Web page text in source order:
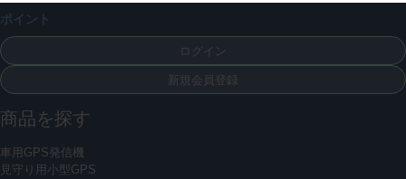
ポイント
ログイン
新規会員登録
商品を探す
車用GPS発信機
見守り用小型GPS